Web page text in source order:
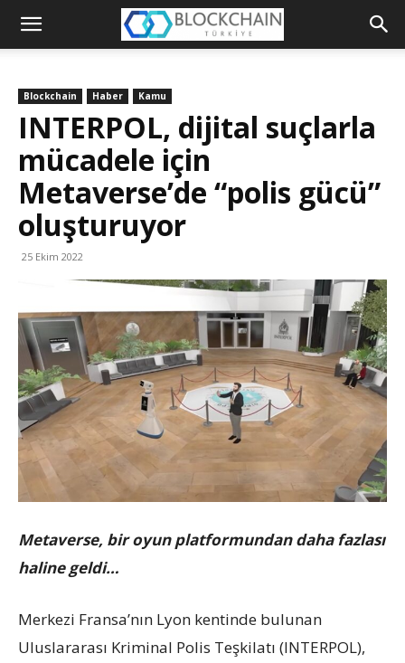
Blockchain
Blockchain Haber Kamu
INTERPOL, dijital suçlarla
mücadele için
Metaverse’de “polis gücü”
oluşturuyor
25 Ekim 2022
Metaverse, bir oyun platformundan daha fazlası
haline geldi…
Merkezi Fransa’nın Lyon kentinde bulunan
Uluslararası Kriminal Polis Teşkilatı (INTERPOL),